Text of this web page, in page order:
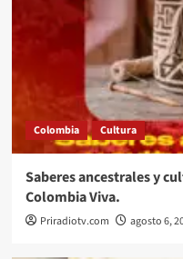
Colombia Cultura
Saberes ancestrales y
Colombia Viva.
Priradiotv.com agosto 6,